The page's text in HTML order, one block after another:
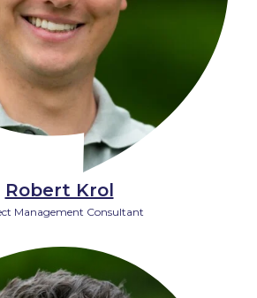
Robert Krol
Management Consultant